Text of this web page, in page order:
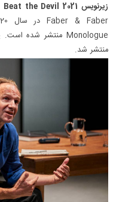
زیرنویس Beat the Devil 2021
منتشر شد.